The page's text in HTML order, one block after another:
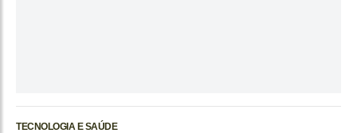
TECNOLOGIA E SAÚDE